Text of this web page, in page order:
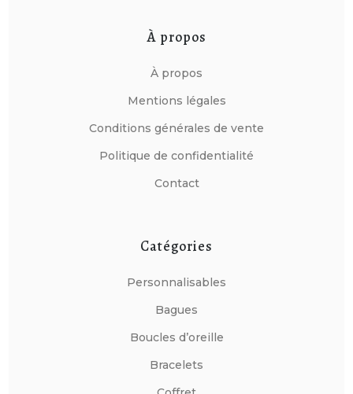
À propos
À propos
Mentions légales
Conditions générales de vente
Politique de confidentialité
Contact
Catégories
Personnalisables
Bagues
Boucles d’oreille
Bracelets